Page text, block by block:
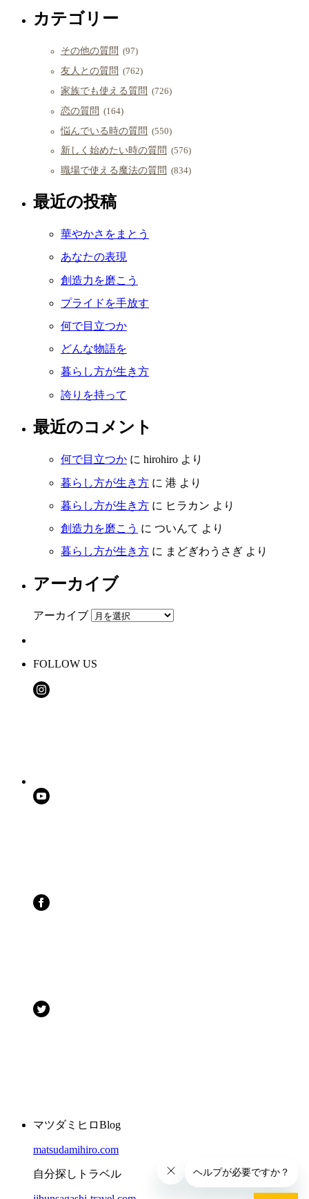
カテゴリー
その他の質問 (97)
友人との質問 (762)
家族でも使える質問 (726)
恋の質問 (164)
悩んでいる時の質問 (550)
新しく始めたい時の質問 (576)
職場で使える魔法の質問 (834)
最近の投稿
華やかさをまとう
あなたの表現
創造力を磨こう
プライドを手放す
何で目立つか
どんな物語を
暮らし方が生き方
誇りを持って
最近のコメント
何で目立つか に hirohiro より
暮らし方が生き方 に 港 より
暮らし方が生き方 に ヒラカン より
創造力を磨こう に ついんて より
暮らし方が生き方 に まどぎわうさぎ より
アーカイブ
アーカイブ
FOLLOW US
マツダミヒロBlog
matsudamihiro.com
自分探しトラベル